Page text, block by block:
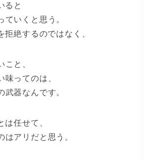
ると
ていくと思う。
拒絶するのではなく、
こと、
味ってのは、
武器なんです。
は任せて、
はアリだと思う。